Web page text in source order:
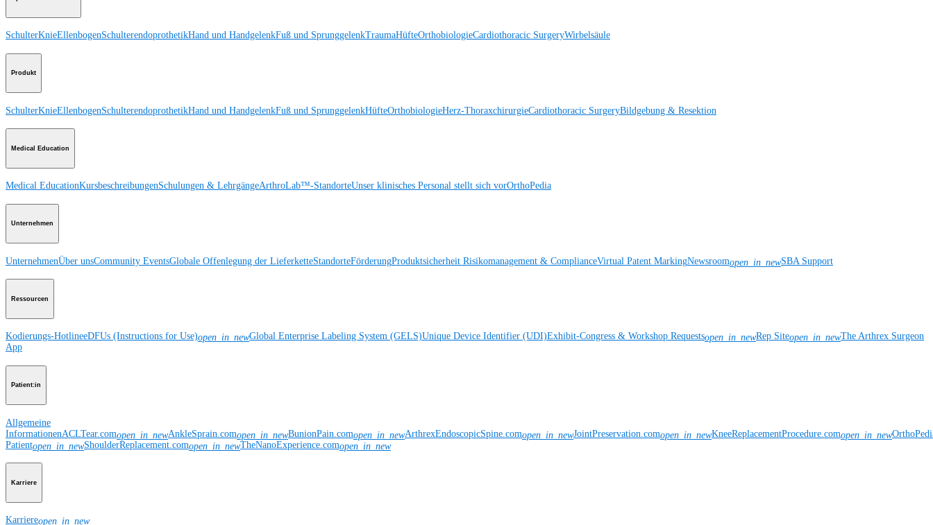
SchulterKnieEllenbogenSchulterendoprothetikHand und HandgelenkFuß und SprunggelenkTraumaHüfteOrthobiologieCardiothoracic SurgeryWirbelsäule
Produkt
SchulterKnieEllenbogenSchulterendoprothetikHand und HandgelenkFuß und SprunggelenkHüfteOrthobiologieHerz-ThoraxchirurgieCardiothoracic SurgeryBildgebung & Resektion
Medical Education
Medical EducationKursbeschreibungenSchulungen & LehrgängeArthroLab™-StandorteUnser klinisches Personal stellt sich vorOrthoPedia
Unternehmen
UnternehmenÜber unsCommunity EventsGlobale Offenlegung der LieferketteStandorteFörderungProduktsicherheit Risikomanagement & ComplianceVirtual Patent MarkingNewsroomopen_in_newSBA Support
Ressourcen
Kodierungs-HotlineeDFUs (Instructions for Use)open_in_newGlobal Enterprise Labeling System (GELS)Unique Device Identifier (UDI)Exhibit-Congress & Workshop Requestsopen_in_newRep Siteopen_in_newThe Arthrex Surgeon
App
Patient:in
Allgemeine
InformationenACLTear.comopen_in_newAnkleSprain.comopen_in_newBunionPain.comopen_in_newArthrexEndoscopicSpine.comopen_in_newJointPreservation.comopen_in_newKneeReplacementProcedure.comopen_in_new
Patientopen_in_newShoulderReplacement.comopen_in_newTheNanoExperience.comopen_in_new
Karriere
Karriereopen_in_new